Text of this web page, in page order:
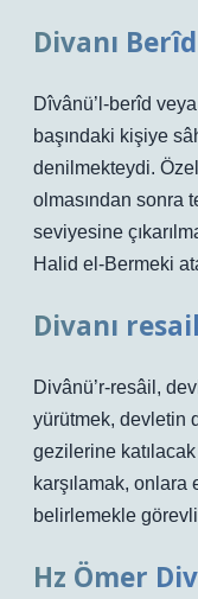
Divanı
Dîvânü’l-berîd
başındaki kişiye
denilmekteydi.
olmasından sonra
seviyesine
Halid el-Bermeki
Divanı
Divânü’r-resâil,
yürütmek, devletin
gezilerine
karşılamak,
belirlemekle
Hz Ömer